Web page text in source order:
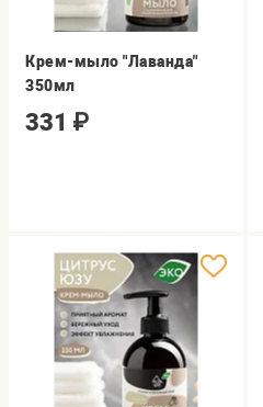
Крем-мыло "Лаванда"
350мл
331 ₽